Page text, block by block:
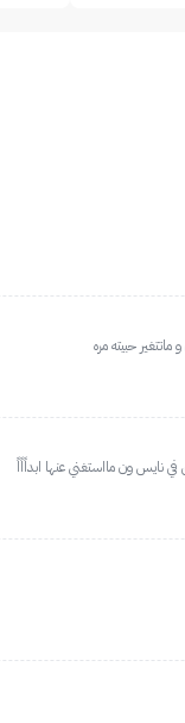
حبيته مره
نايس ون مااستغني عنها ابداًاًاً